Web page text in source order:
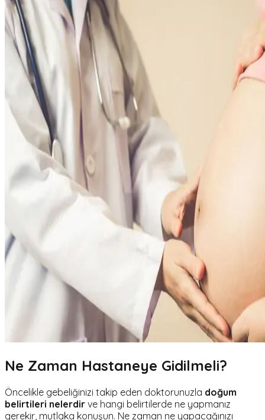
Ne Zaman Hastaneye Gidilmeli?
Öncelikle gebeliğinizi takip eden doktorunuzla doğum
belirtileri nelerdir ve hangi belirtilerde ne yapmanız
gerekir, mutlaka konuşun. Ne zaman ne yapacağınızı